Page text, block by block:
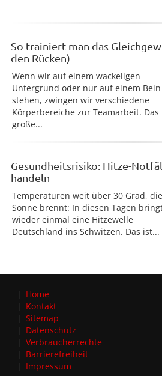
So trainiert man das
den Rücken)
Wenn wir auf einem wackeligen
Untergrund oder nur auf einem Bein
stehen, zwingen wir verschiedene
Körperbereiche zur Teamarbeit. Das
große...
Gesundheitsrisiko: Hitze-
handeln
Temperaturen weit über 30 Grad, die
Sonne brennt: In diesen Tagen
wieder einmal eine Hitzewelle
Deutschland ins Schwitzen. Das ist...
Home
Kontakt
Sitemap
Datenschutz
Verbraucherrechte
Barrierefreiheit
Impressum